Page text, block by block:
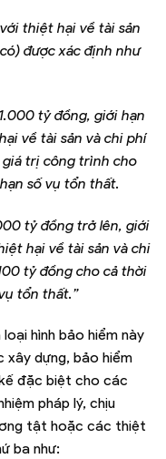
thiệt hại về tài sản
được xác định như
tỷ đồng, giới hạn
về tài sản và chi phí
giá trị công trình cho
số vụ tổn thất.
tỷ đồng trở lên, giới
hại về tài sản và chi
tỷ đồng cho cả thời
tổn thất.”
hình bảo hiểm này
xây dựng, bảo hiểm
đặc biệt cho các
pháp lý, chịu
tật hoặc các thiệt
ba như: